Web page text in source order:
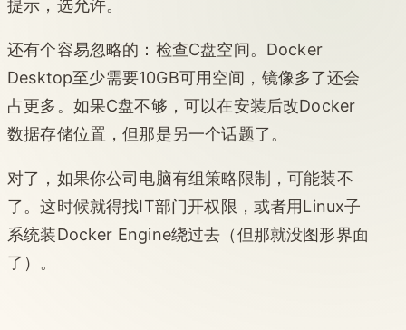
提示，选允许。
还有个容易忽略的：检查C盘空间。Docker
Desktop至少需要10GB可用空间，镜像多了还会
占更多。如果C盘不够，可以在安装后改Docker
数据存储位置，但那是另一个话题了。
对了，如果你公司电脑有组策略限制，可能装不
了。这时候就得找IT部门开权限，或者用Linux子
系统装Docker Engine绕过去（但那就没图形界面
了）。